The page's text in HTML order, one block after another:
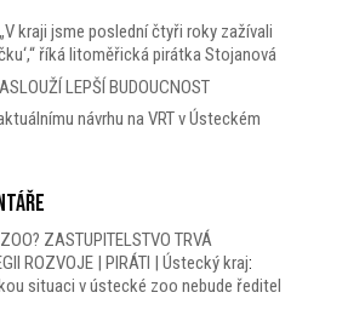
kraji jsme poslední čtyři roky zažívali
říká litoměřická pirátka Stojanová
LEPŠÍ BUDOUCNOST
návrhu na VRT v Ústeckém
ZASTUPITELSTVO TRVÁ
ROZVOJE | PIRÁTI | Ústecký kraj:
situaci v ústecké zoo nebude ředitel